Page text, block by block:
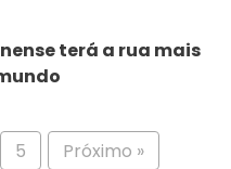
terá a rua mais
5 Próximo »